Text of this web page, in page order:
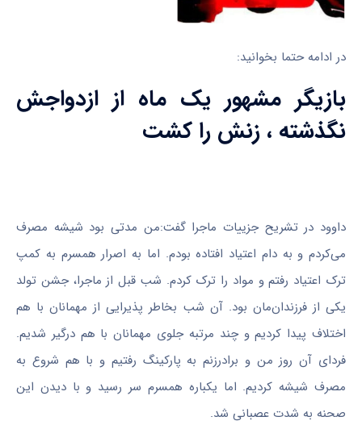
در ادامه حتما بخوانید:
بازیگر مشهور یک ماه از ازدواجش
نگذشته ، زنش را کشت
داوود در تشریح جزییات ماجرا گفت:من مدتی بود شیشه مصرف
می‌کردم و به دام اعتیاد افتاده بودم. اما به اصرار همسرم به کمپ
ترک اعتیاد رفتم و مواد را ترک کردم. شب قبل از ماجرا، جشن تولد
یکی از فرزندان‌مان بود. آن شب بخاطر پذیرایی از مهمانان با هم
اختلاف پیدا کردیم و چند مرتبه جلوی مهمانان با هم درگیر شدیم.
فردای آن روز من و برادرزنم به پارکینگ رفتیم و با هم شروع به
مصرف شیشه کردیم. اما یکباره همسرم سر رسید و با دیدن این
صحنه به شدت عصبانی شد.